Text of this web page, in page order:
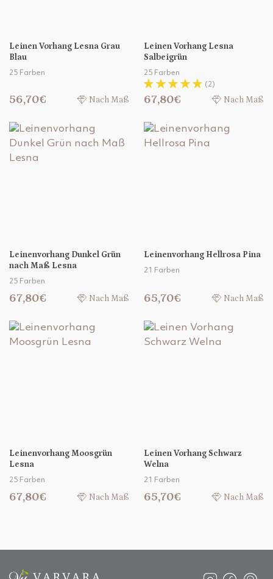
Leinen Vorhang Lesna Grau
Blau
25 Farben
56,70€ Nach Maß
Leinen Vorhang Lesna
Salbeigrün
25 Farben
(2)
67,80€ Nach Maß
Leinenvorhang Dunkel Grün
nach Maß Lesna
25 Farben
67,80€ Nach Maß
Leinenvorhang Hellrosa Pina
21 Farben
65,70€ Nach Maß
Leinenvorhang Moosgrün
Lesna
25 Farben
67,80€ Nach Maß
Leinen Vorhang Schwarz
Welna
21 Farben
65,70€ Nach Maß